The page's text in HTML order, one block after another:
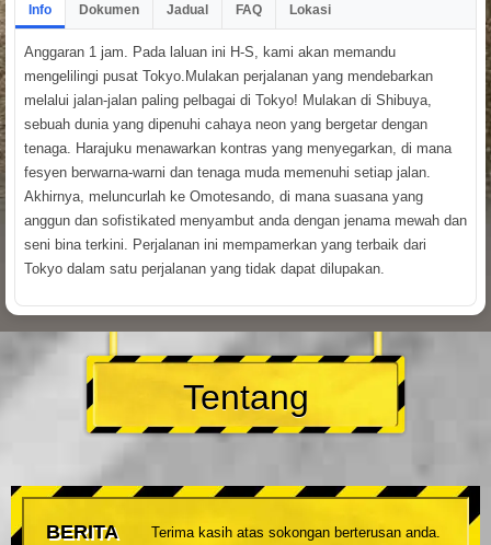
Info Dokumen Jadual FAQ Lokasi
Anggaran 1 jam. Pada laluan ini H-S, kami akan memandu
mengelilingi pusat Tokyo.Mulakan perjalanan yang mendebarkan
melalui jalan-jalan paling pelbagai di Tokyo! Mulakan di Shibuya,
sebuah dunia yang dipenuhi cahaya neon yang bergetar dengan
tenaga. Harajuku menawarkan kontras yang menyegarkan, di mana
fesyen berwarna-warni dan tenaga muda memenuhi setiap jalan.
Akhirnya, meluncurlah ke Omotesando, di mana suasana yang
anggun dan sofistikated menyambut anda dengan jenama mewah dan
seni bina terkini. Perjalanan ini mempamerkan yang terbaik dari
Tokyo dalam satu perjalanan yang tidak dapat dilupakan.
Tentang
BERITA
Terima kasih atas sokongan berterusan anda.